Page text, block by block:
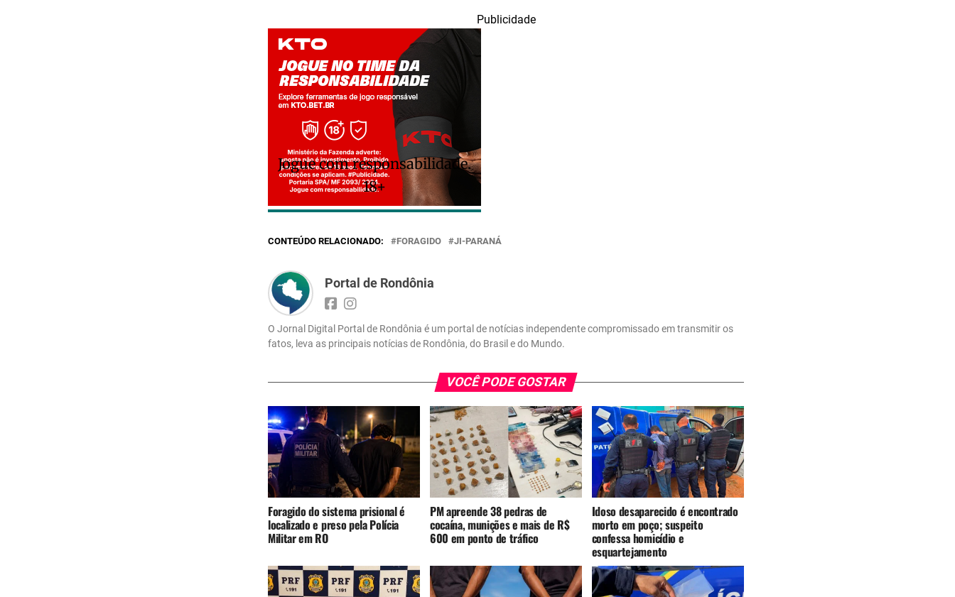
Publicidade
Jogue com responsabilidade.
18+
CONTEÚDO RELACIONADO: FORAGIDO JI-PARANÁ
Portal de Rondônia
O Jornal Digital Portal de Rondônia é um portal de notícias independente compromissado em transmitir os
fatos, leva as principais notícias de Rondônia, do Brasil e do Mundo.
VOCÊ PODE GOSTAR
Foragido do sistema prisional é
localizado e preso pela Polícia
Militar em RO
PM apreende 38 pedras de
cocaína, munições e mais de R$
600 em ponto de tráfico
Idoso desaparecido é encontrado
morto em poço; suspeito
confessa homicídio e
esquartejamento